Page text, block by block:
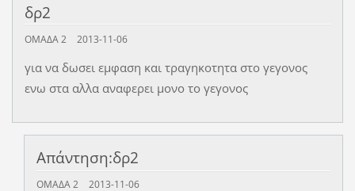
δρ2
ΟΜΑΔΑ 2 2013-11-06
για να δωσει εμφαση και τραγηκοτητα στο γεγονος
ενω στα αλλα αναφερει μονο το γεγονος
Απάντηση:δρ2
ΟΜΑΔΑ 2 2013-11-06